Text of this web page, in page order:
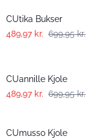
CUtika Bukser
489,97 kr. 699,95 kr.
CUannille Kjole
489,97 kr. 699,95 kr.
CUmusso Kjole